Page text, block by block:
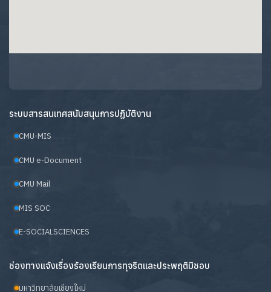
ระบบสารสนเทศสนับสนุนการปฏิบัติงาน
CMU-MIS
CMU e-Document
CMU Mail
MIS SOC
E-SOCIALSCIENCES
ช่องทางแจ้งเรื่องร้องเรียนการทุจริตและประพฤติมิชอบ
มหาวิทยาลัยเชียงใหม่